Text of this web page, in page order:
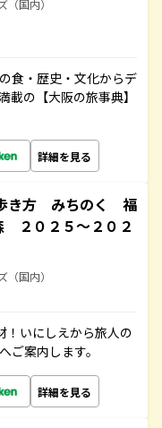
国内）
食・歴史・文化からデ
載の【大阪の旅事典】
詳細を見る
き方 みちのく 福
２０２５～２０２
国内）
！いにしえから旅人の
ご案内します。
詳細を見る